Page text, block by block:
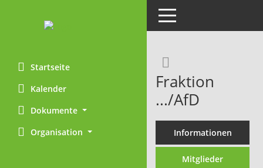
Startseite
Kalender
Dokumente
Organisation
Toggle navigation
Fraktion
.../AfD
Informationen
Mitglieder